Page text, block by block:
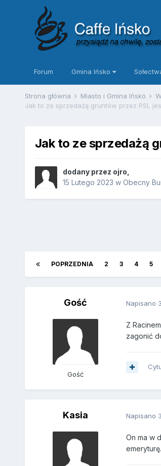
Forum Gmina Ińsko
Strona główna Miasto i Gmina Ińsko
Jak to ze sprzedażą gruntów przez PSL
Jak to ze sprzedażą
dodany przez ojro
15 Lutego 2023 w Obecny
POPRZEDNIA 2 3 4 5
Gość
Gość
Napisano
Z
zagonić
Kasia Napisano
On ma w